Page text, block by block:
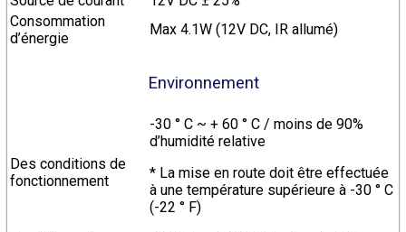
Consommation
d’énergie
Max 4.1W (12V DC, IR allumé)
Environnement
Des conditions de
fonctionnement
-30 ° C ~ + 60 ° C / moins de 90%
d’humidité relative
* La mise en route doit être effectuée
à une température supérieure à -30 ° C
(-22 ° F)